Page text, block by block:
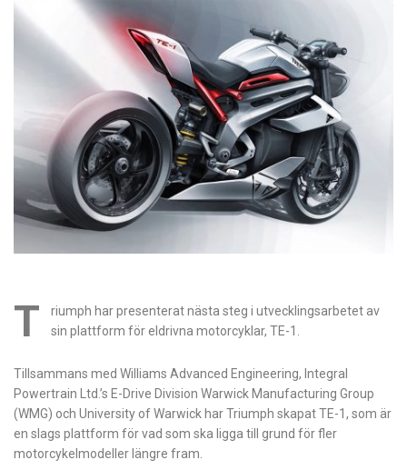
T
riumph har presenterat nästa steg i utvecklingsarbetet av
sin plattform för eldrivna motorcyklar, TE-1.
Tillsammans med Williams Advanced Engineering, Integral
Powertrain Ltd.’s E-Drive Division Warwick Manufacturing Group
(WMG) och University of Warwick har Triumph skapat TE-1, som är
en slags plattform för vad som ska ligga till grund för fler
motorcykelmodeller längre fram.